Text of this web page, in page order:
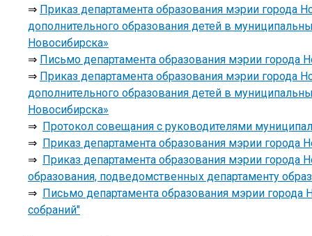
⇒ Приказ департамента образования мэрии города
дополнительного образования детей в
Новосибирска»
⇒ Письмо департамента образования мэрии
⇒ Приказ департамента образования мэрии города
дополнительного образования детей в
Новосибирска»
⇒ Протокол совещания с руководителями
⇒ Приказ департамента образования мэрии
⇒ Приказ департамента образования мэрии города
образования, подведомственных департаменту
⇒ Письмо департамента образования мэрии города
собраний"